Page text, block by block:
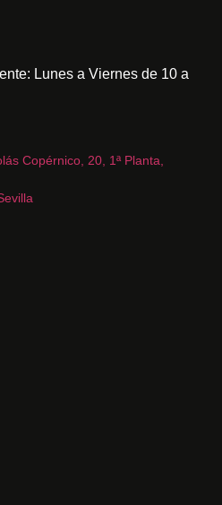
Lunes a Viernes de 10 a
Copérnico, 20, 1ª Planta,